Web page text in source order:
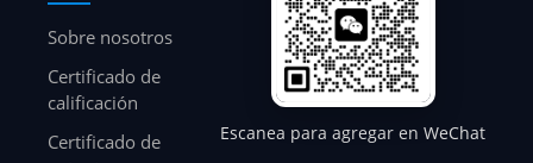
Sobre nosotros
Certificado de
calificación
Certificado de
Escanea para agregar en WeChat